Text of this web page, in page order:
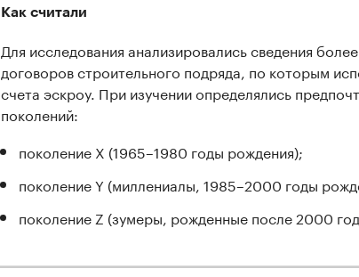
Как считали
Для исследования анализировались сведения
договоров строительного подряда, по которым
счета эскроу. При изучении определялись
поколений:
поколение Х (1965–1980 годы рождения);
поколение Y (миллениалы, 1985–2000 годы
поколение Z (зумеры, рожденные после 2000